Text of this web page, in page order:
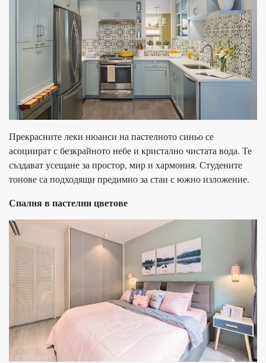
Прекрасните леки нюанси на пастелното синьо се
асоциират с безкрайното небе и кристално чистата вода. Те
създават усещане за простор, мир и хармония. Студените
тонове са подходящи предимно за стаи с южно изложение.
Спалня в пастелни цветове